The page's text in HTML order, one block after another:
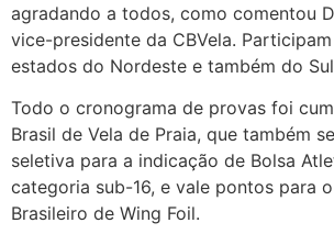
agradando a todos, como comentou
vice-presidente da CBVela.
estados do Nordeste e também do
Todo o cronograma de provas foi
Brasil de Vela de Praia, que também
seletiva para a indicação de Bolsa
categoria sub-16, e vale pontos para
Brasileiro de Wing Foil.